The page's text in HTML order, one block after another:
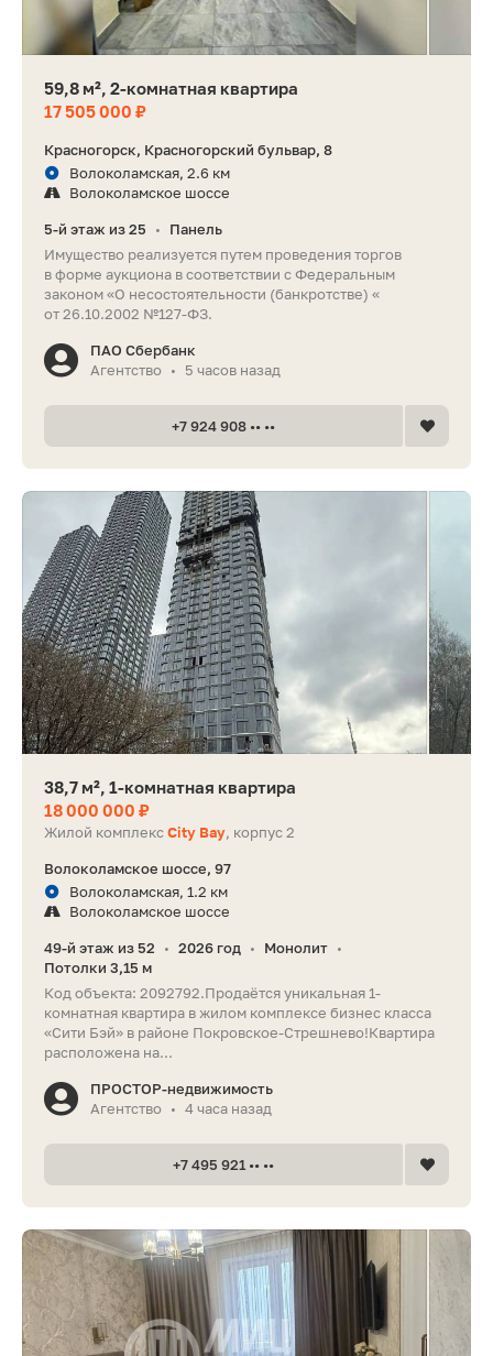
59,8 м², 2-комнатная квартира
17 505 000 ₽
Красногорск, Красногорский бульвар, 8
Волоколамская, 2.6 км
Волоколамское шоссе
5-й этаж из 25 •
Панель
Имущество реализуется путем проведения торгов
в форме аукциона в соответствии с Федеральным
законом «О несостоятельности (банкротстве) «
от 26.10.2002 №127-ФЗ.
ПАО Сбербанк
Агентство
• 5 часов назад
+7 924 908 •• ••
38,7 м², 1-комнатная квартира
18 000 000 ₽
Жилой комплексCity Bay, корпус 2
Волоколамское шоссе, 97
Волоколамская, 1.2 км
Волоколамское шоссе
49-й этаж из 52 • 2026 год • Монолит •
Потолки 3,15 м
Код объекта: 2092792.Продаётся уникальная 1-
комнатная квартира в жилом комплексе бизнес класса
«Сити Бэй» в районе Покровское-Стрешнево!Квартира
расположена на...
ПРОСТОР-недвижимость
Агентство
• 4 часа назад
+7 495 921 •• ••